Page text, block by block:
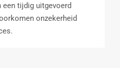
een tijdig uitgevoerd
onzekerheid